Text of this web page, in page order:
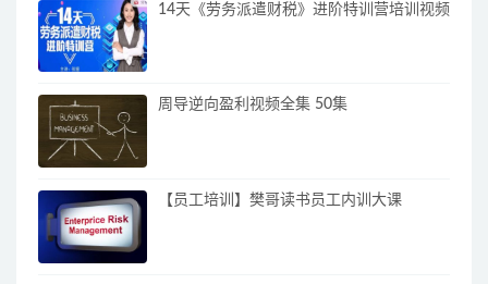
14天《劳务派遣财税》进阶特训营培训视频
周导逆向盈利视频全集 50集
【员工培训】樊哥读书员工内训大课